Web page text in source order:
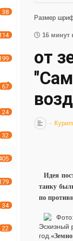
Размер
16 минут
от
Идея
танку
по
Эскизный
год.
38
67
24
32
34
22